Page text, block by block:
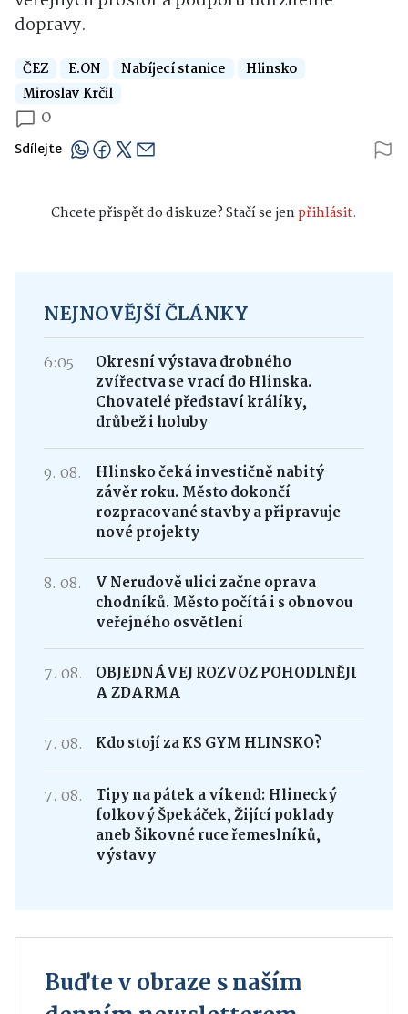
dopravy.
ČEZ E.ON Nabíjecí stanice
Hlinsko
Miroslav Krčil
0
Sdílejte
Chcete přispět do diskuze? Stačí se jenpřihlásit.
NEJNOVĚJŠÍ ČLÁNKY
6:05
Okresní výstava drobného
zvířectva se vrací do Hlinska.
Chovatelé představí králíky,
drůbež i holuby
9. 08.
Hlinsko čeká investičně nabitý
závěr roku. Město dokončí
rozpracované stavby a připravuje
nové projekty
8. 08.
V Nerudově ulici začne oprava
chodníků. Město počítá i s obnovou
veřejného osvětlení
7. 08.
OBJEDNÁVEJ ROZVOZ POHODLNĚJI
A ZDARMA
7. 08. Kdo stojí za KS GYM HLINSKO?
7. 08.
Tipy na pátek a víkend: Hlinecký
folkový Špekáček, Žijící poklady
aneb Šikovné ruce řemeslníků,
výstavy
Buďte v obraze s naším